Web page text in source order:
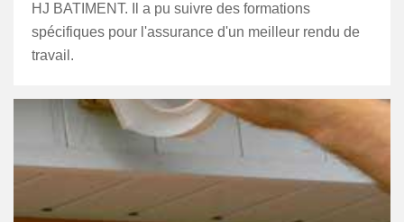
HJ BATIMENT. Il a pu suivre des formations
spécifiques pour l'assurance d'un meilleur rendu de
travail.